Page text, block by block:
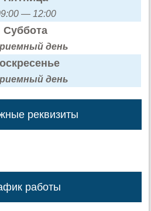
— 12:00
Суббота
день
день
реквизиты
работы